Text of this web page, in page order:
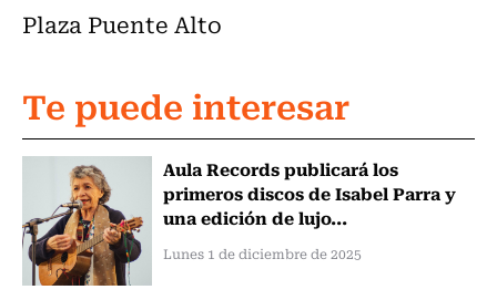
Plaza Puente Alto
Te puede interesar
Aula Records publicará los
primeros discos de Isabel Parra y
una edición de lujo...
Lunes 1 de diciembre de 2025